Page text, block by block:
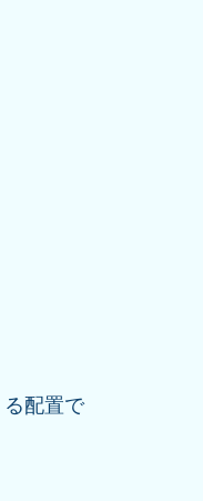
配置で